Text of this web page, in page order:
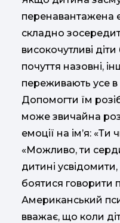
перенавантажена
складно
високочутливі
почуття назовні,
переживають усе в
Допомогти їм
може звичайна
емоції на ім’я:
«Можливо, ти
дитині
боятися говорити
Американський
вважає, що коли